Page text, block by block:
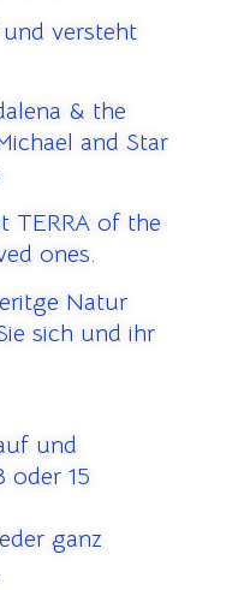
versteht
& the
and Star
TERRA of the
ones.
Natur
sich und ihr
und
oder 15
ganz